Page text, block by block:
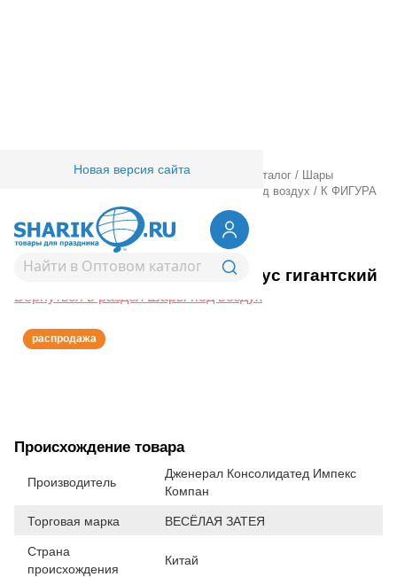
Новая версия сайта
Товары для праздника/ Оптовый каталог /
Шары
Шары под воздух / К ФИГУРА
AIR Кактус гигантский
1208-0966К ФИГУРА AIR Кактус гигантский
Вернуться в раздел Шары под воздух
распродажа
Происхождение товара
Производитель
Дженерал Консолидатед Импекс
Компан
Торговая марка ВЕСЁЛАЯ ЗАТЕЯ
Страна
происхождения
Китай